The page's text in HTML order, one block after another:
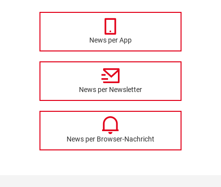
News per App
News per Newsletter
News per Browser-Nachricht